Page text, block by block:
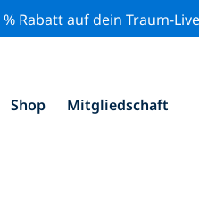
% Rabatt auf dein Traum-
Shop Mitgliedschaft